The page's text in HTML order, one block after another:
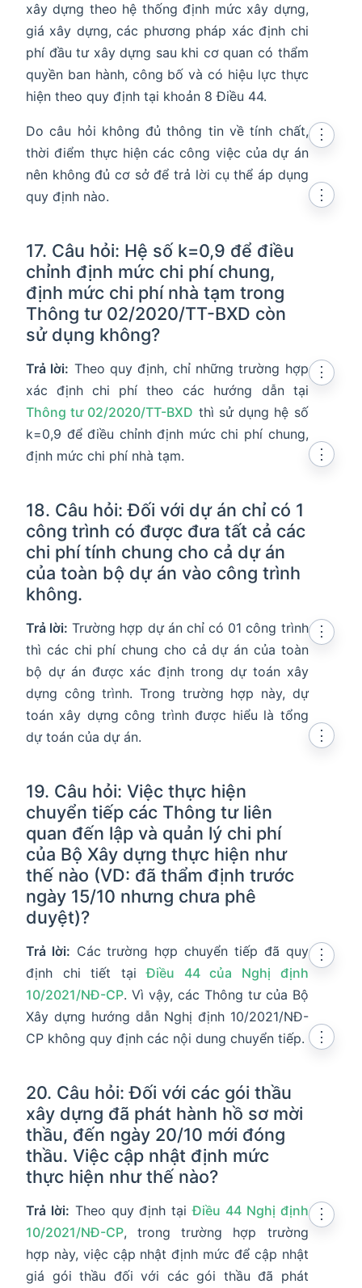
xây dựng theo hệ thống định mức xây dựng,
giá xây dựng, các phương pháp xác định chi
phí đầu tư xây dựng sau khi cơ quan có thẩm
quyền ban hành, công bố và có hiệu lực thực
hiện theo quy định tại khoản 8 Điều 44.
Do câu hỏi không đủ thông tin về tính chất,
thời điểm thực hiện các công việc của dự án
nên không đủ cơ sở để trả lời cụ thể áp dụng
quy định nào.
⋮
17. Câu hỏi: Hệ số k=0,9 để điều
chỉnh định mức chi phí chung,
định mức chi phí nhà tạm trong
Thông tư 02/2020/TT-BXD còn
sử dụng không?
⋮
Trả lời: Theo quy định, chỉ những trường hợp
xác định chi phí theo các hướng dẫn tại
Thông tư 02/2020/TT-BXD thì sử dụng hệ số
k=0,9 để điều chỉnh định mức chi phí chung,
định mức chi phí nhà tạm.
⋮
18. Câu hỏi: Đối với dự án chỉ có 1
công trình có được đưa tất cả các
chi phí tính chung cho cả dự án
của toàn bộ dự án vào công trình
không.
⋮
Trả lời: Trường hợp dự án chỉ có 01 công trình
thì các chi phí chung cho cả dự án của toàn
bộ dự án được xác định trong dự toán xây
dựng công trình. Trong trường hợp này, dự
toán xây dựng công trình được hiểu là tổng
dự toán của dự án.
⋮
19. Câu hỏi: Việc thực hiện
chuyển tiếp các Thông tư liên
quan đến lập và quản lý chi phí
của Bộ Xây dựng thực hiện như
thế nào (VD: đã thẩm định trước
ngày 15/10 nhưng chưa phê
duyệt)?
⋮
Trả lời: Các trường hợp chuyển tiếp đã quy
định chi tiết tạiĐiều 44 của Nghị định
10/2021/NĐ-CP. Vì vậy, các Thông tư của Bộ
Xây dựng hướng dẫn Nghị định 10/2021/NĐ-
CP không quy định các nội dung chuyển tiếp.
⋮
20. Câu hỏi: Đối với các gói thầu
xây dựng đã phát hành hồ sơ mời
thầu, đến ngày 20/10 mới đóng
thầu. Việc cập nhật định mức
thực hiện như thế nào?
⋮
Trả lời: Theo quy định tạiĐiều 44 Nghị định
10/2021/NĐ-CP, trong trường hợp trường
hợp này, việc cập nhật định mức để cập nhật
giá gói thầu đối với các gói thầu đã phát
⋮